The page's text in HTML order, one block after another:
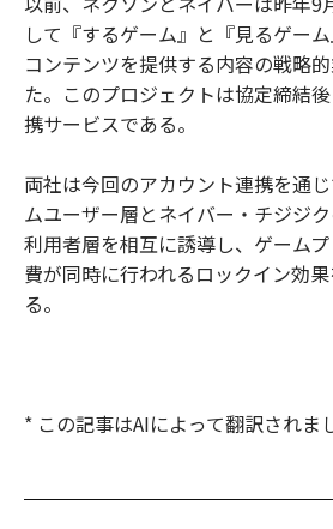
して『するゲーム』と『見るゲー
コンテンツを提供する内容の戦略
た。このプロジェクトは協定締結
携サービスである。
両社は今回のアカウント連携を通
ムユーザー層とネイバー・チジジ
利用者層を相互に誘導し、ゲーム
費が同時に行われるロックイン効
る。
* この記事はAIによって翻訳されま